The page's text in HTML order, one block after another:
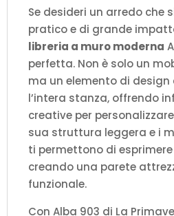
Se desideri un arredo che
pratico e di grande
libreria a muro moderna
perfetta. Non è solo un
ma un elemento di design
l’intera stanza, offrendo
creative per
sua struttura leggera e i
ti permettono di
creando una parete
funzionale.
Con Alba 903 di La